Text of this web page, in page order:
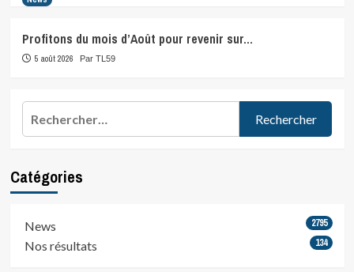
Profitons du mois d’Août pour revenir sur…
5 août 2026 Par TL59
Catégories
News 2795
Nos résultats 134